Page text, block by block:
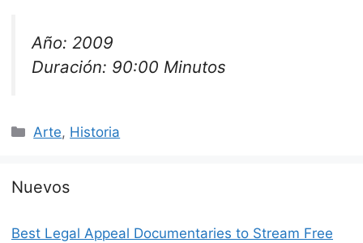
Año: 2009
Duración: 90:00 Minutos
Categorías
Arte, Historia
Nuevos
Best Legal Appeal Documentaries to Stream Free